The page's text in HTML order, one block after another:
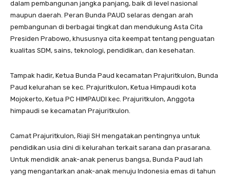
dalam pembangunan jangka panjang, baik di level nasional
maupun daerah. Peran Bunda PAUD selaras dengan arah
pembangunan di berbagai tingkat dan mendukung Asta Cita
Presiden Prabowo, khususnya cita keempat tentang penguatan
kualitas SDM, sains, teknologi, pendidikan, dan kesehatan.
Tampak hadir, Ketua Bunda Paud kecamatan Prajuritkulon, Bunda
Paud kelurahan se kec. Prajuritkulon, Ketua Himpaudi kota
Mojokerto, Ketua PC HIMPAUDI kec. Prajuritkulon, Anggota
himpaudi se kecamatan Prajuritkulon.
Camat Prajuritkulon, Riaji SH mengatakan pentingnya untuk
pendidikan usia dini di kelurahan terkait sarana dan prasarana.
Untuk mendidik anak-anak penerus bangsa, Bunda Paud lah
yang mengantarkan anak-anak menuju Indonesia emas di tahun